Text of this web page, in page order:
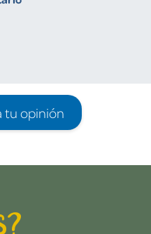
tu opinión